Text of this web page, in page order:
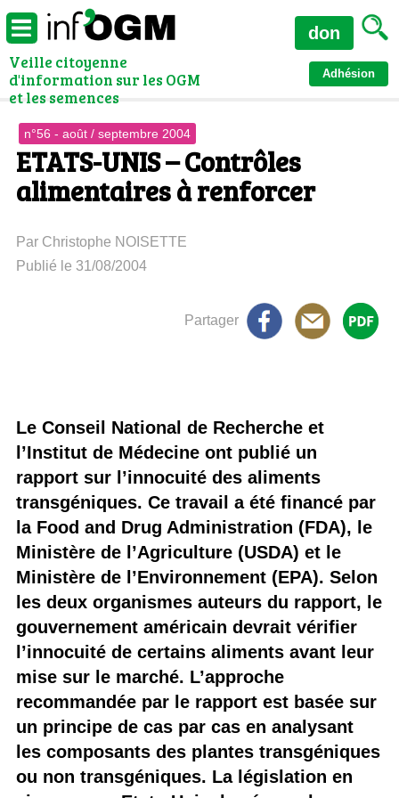
Veille citoyenne
d'information sur les OGM
et les semences
Adhésion
don
n°56 - août / septembre 2004
ETATS-UNIS – Contrôles
alimentaires à renforcer
Par Christophe NOISETTE
Publié le 31/08/2004
Partager
Le Conseil National de Recherche et
l’Institut de Médecine ont publié un
rapport sur l’innocuité des aliments
transgéniques. Ce travail a été financé par
la Food and Drug Administration (FDA), le
Ministère de l’Agriculture (USDA) et le
Ministère de l’Environnement (EPA). Selon
les deux organismes auteurs du rapport, le
gouvernement américain devrait vérifier
l’innocuité de certains aliments avant leur
mise sur le marché. L’approche
recommandée par le rapport est basée sur
un principe de cas par cas en analysant
les composants des plantes transgéniques
ou non transgéniques. La législation en